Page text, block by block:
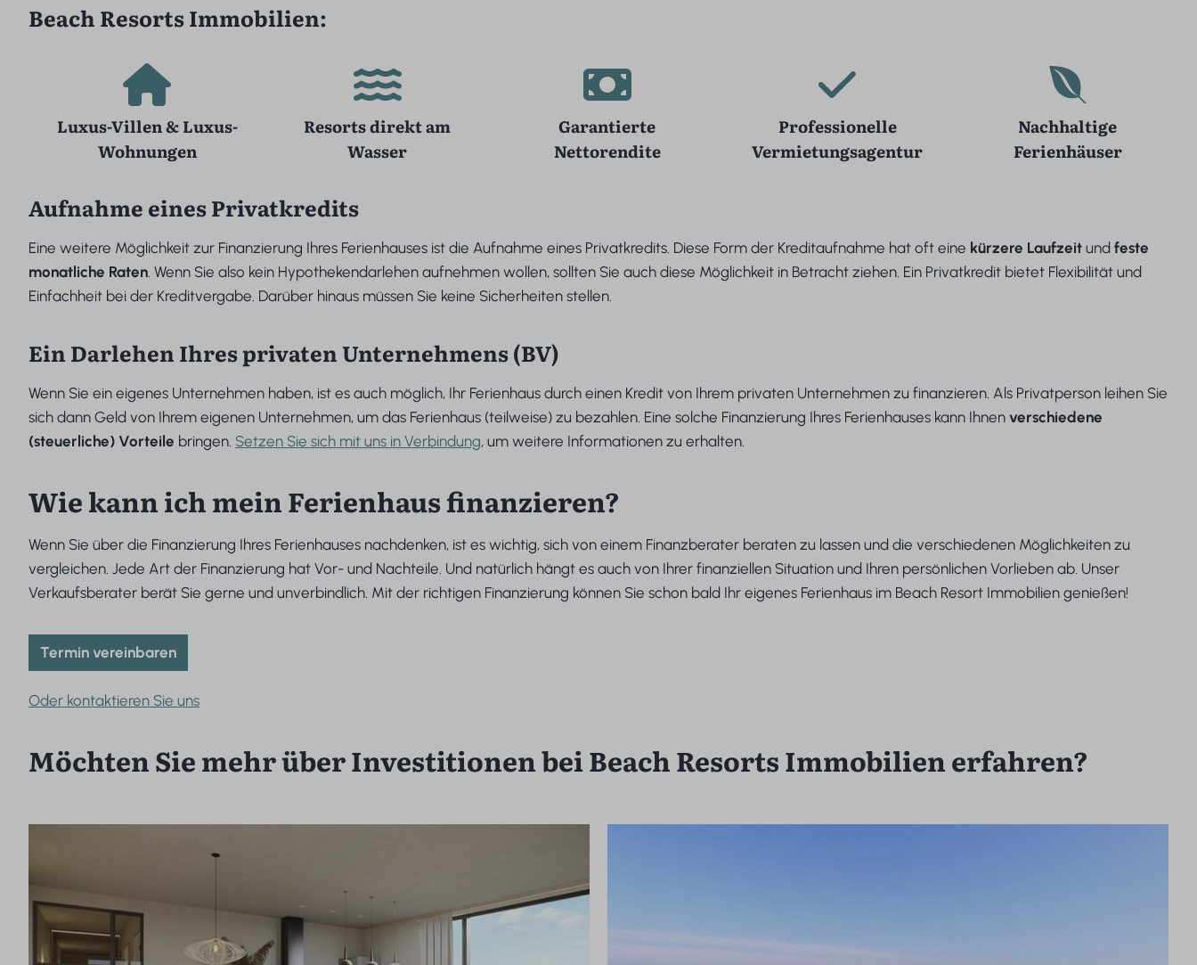
Beach Resorts Immobilien:
Luxus-Villen & Luxus-
Wohnungen
Resorts direkt am
Wasser
Garantierte
Nettorendite
Professionelle
Vermietungsagentur
Nachhaltige
Ferienhäuser
Aufnahme eines Privatkredits
Eine weitere Möglichkeit zur Finanzierung Ihres Ferienhauses ist die Aufnahme eines Privatkredits. Diese Form der Kreditaufnahme hat oft eine kürzere Laufzeit undfeste
monatliche Raten. Wenn Sie also kein Hypothekendarlehen aufnehmen wollen, sollten Sie auch diese Möglichkeit in Betracht ziehen. Ein Privatkredit bietet Flexibilität und
Einfachheit bei der Kreditvergabe. Darüber hinaus müssen Sie keine Sicherheiten stellen.
Ein Darlehen Ihres privaten Unternehmens (BV)
Wenn Sie ein eigenes Unternehmen haben, ist es auch möglich, Ihr Ferienhaus durch einen Kredit von Ihrem privaten Unternehmen zu finanzieren. Als Privatperson leihen Sie
sich dann Geld von Ihrem eigenen Unternehmen, um das Ferienhaus (teilweise) zu bezahlen. Eine solche Finanzierung Ihres Ferienhauses kann Ihnenverschiedene
(steuerliche) Vorteile bringen. Setzen Sie sich mit uns in Verbindung, um weitere Informationen zu erhalten.
Wie kann ich mein Ferienhaus finanzieren?
Wenn Sie über die Finanzierung Ihres Ferienhauses nachdenken, ist es wichtig, sich von einem Finanzberater beraten zu lassen und die verschiedenen Möglichkeiten zu
vergleichen. Jede Art der Finanzierung hat Vor- und Nachteile. Und natürlich hängt es auch von Ihrer finanziellen Situation und Ihren persönlichen Vorlieben ab. Unser
Verkaufsberater berät Sie gerne und unverbindlich. Mit der richtigen Finanzierung können Sie schon bald Ihr eigenes Ferienhaus im Beach Resort Immobilien genießen!
Termin vereinbaren
Oder kontaktieren Sie uns
Möchten Sie mehr über Investitionen bei Beach Resorts Immobilien erfahren?